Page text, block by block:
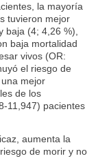
la mayoría
tuvieron mejor
baja (4; 4,26 %),
baja mortalidad
vivos (OR:
el riesgo de
mejor
de los
11,947) pacientes
aumenta la
de morir y no